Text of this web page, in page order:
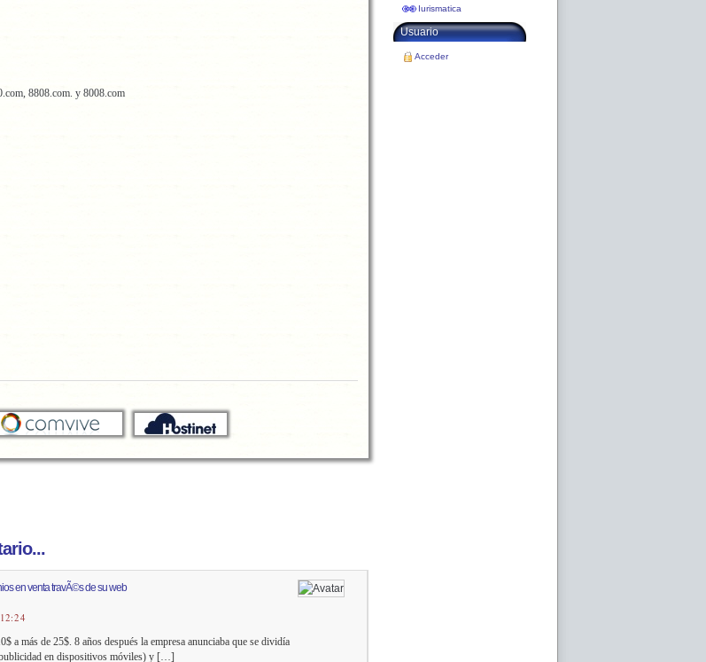
8808.com. y 8008.com
en venta travÃ©s de su web
a más de 25$. 8 años después la empresa anunciaba que se dividía
en dispositivos móviles) y […]
Iurismatica
Usuario
Acceder